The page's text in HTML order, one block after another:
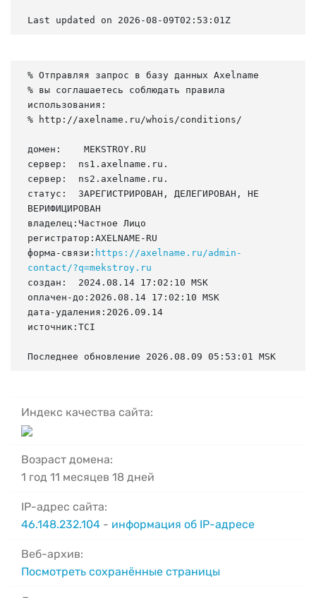
Last updated on 2026-08-09T02:53:01Z
% Отправляя запрос в базу данных Axelname
% вы соглашаетесь соблюдать правила
использования:
% http://axelname.ru/whois/conditions/
домен:    MEKSTROY.RU
сервер:  ns1.axelname.ru.
сервер:  ns2.axelname.ru.
статус:  ЗАРЕГИСТРИРОВАН, ДЕЛЕГИРОВАН, НЕ
ВЕРИФИЦИРОВАН
владелец:Частное Лицо
регистратор:AXELNAME-RU
форма-связи: https://axelname.ru/admin-
contact/?q=mekstroy.ru
создан:  2024.08.14 17:02:10 MSK
оплачен-до:2026.08.14 17:02:10 MSK
дата-удаления:2026.09.14
источник:TCI
Последнее обновление 2026.08.09 05:53:01 MSK
Индекс качества сайта:
Возраст домена:
1 год 11 месяцев 18 дней
IP-адрес сайта:
46.148.232.104 - информация об IP-адресе
Веб-архив:
Посмотреть сохранённые страницы